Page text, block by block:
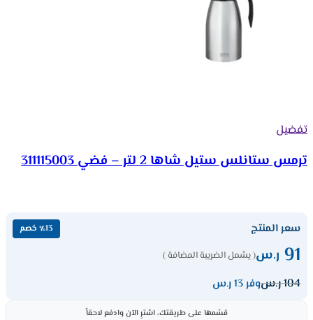
تفضيل
ترمس ستانلس ستيل شاها 2 لتر – فضي 311115003
سعر المنتج ٪13 خصم
91 ر.س( يشمل الضريبة المضافة )
104ر.سوفر 13 ر.س
قسّمها على طريقتك، اشترِ الآن وادفع لاحقاً